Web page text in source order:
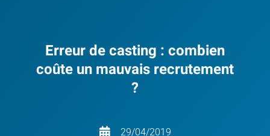
Erreur de casting : combien
coûte un mauvais recrutement
?
29/04/2019